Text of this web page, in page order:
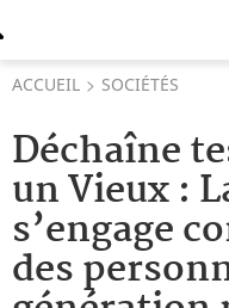
ACCUEIL SOCIÉTÉS
Déchaîne
un Vieux :
s’engage
des